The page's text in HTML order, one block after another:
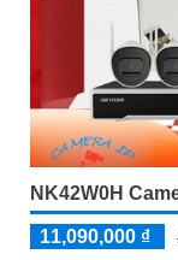
NK42W0H
11,090,000 ₫